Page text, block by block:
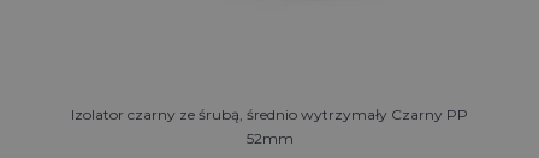
Izolator czarny ze śrubą, średnio wytrzymały Czarny PP
52mm